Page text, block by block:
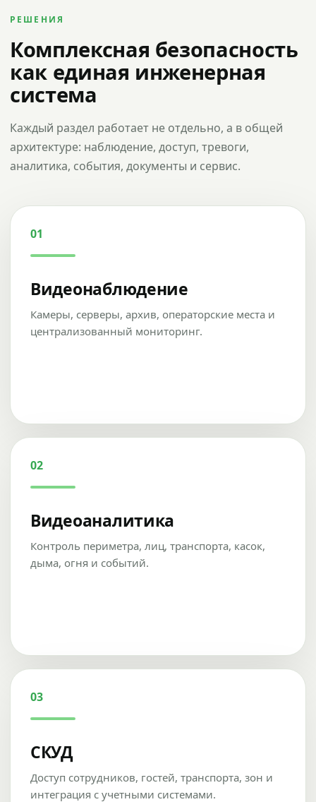
РЕШЕНИЯ
Комплексная безопасность
как единая инженерная
система
Каждый раздел работает не отдельно, а в общей
архитектуре: наблюдение, доступ, тревоги,
аналитика, события, документы и сервис.
01
Видеонаблюдение
Камеры, серверы, архив, операторские места и
централизованный мониторинг.
02
Видеоаналитика
Контроль периметра, лиц, транспорта, касок,
дыма, огня и событий.
03
СКУД
Доступ сотрудников, гостей, транспорта, зон и
интеграция с учетными системами.